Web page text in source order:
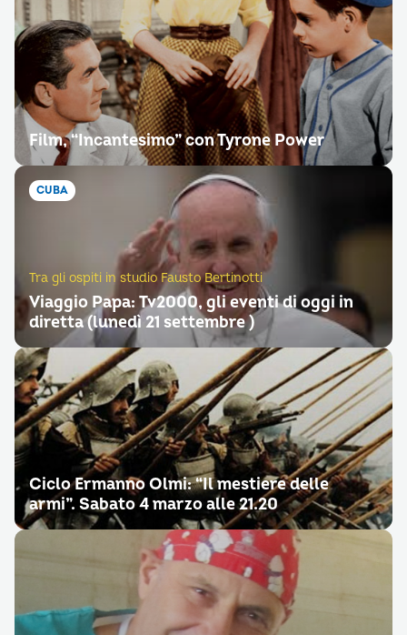
Film, “Incantesimo” con Tyrone Power
CUBA
Tra gli ospiti in studio Fausto Bertinotti
Viaggio Papa: Tv2000, gli eventi di oggi in
diretta (lunedì 21 settembre )
Ciclo Ermanno Olmi: “Il mestiere delle
armi”. Sabato 4 marzo alle 21.20